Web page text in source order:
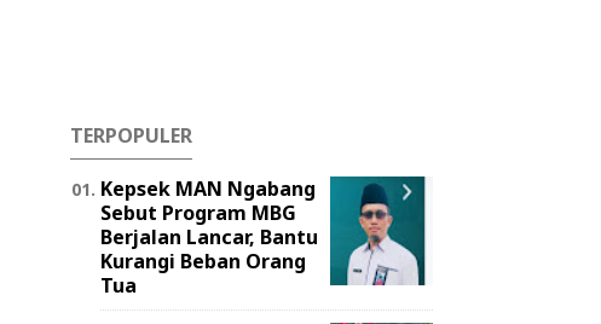
TERPOPULER
Kepsek MAN Ngabang
Sebut Program MBG
Berjalan Lancar, Bantu
Kurangi Beban Orang
Tua